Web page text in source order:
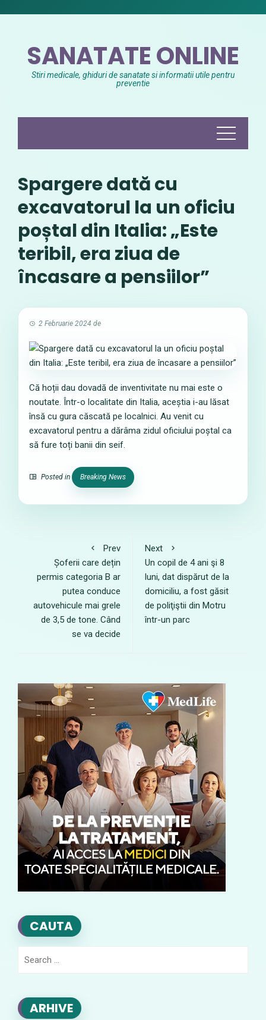
SANATATE ONLINE
Stiri medicale, ghiduri de sanatate si informatii utile pentru
preventie
Spargere dată cu
excavatorul la un oficiu
poștal din Italia: „Este
teribil, era ziua de
încasare a pensiilor”
2 Februarie 2024 de
Că hoții dau dovadă de inventivitate nu mai este o
noutate. Într-o localitate din Italia, aceștia i-au lăsat
însă cu gura căscată pe localnici. Au venit cu
excavatorul pentru a dărâma zidul oficiului poștal ca
să fure toți banii din seif.
Posted in Breaking News
Prev
Șoferii care dețin
permis categoria B ar
putea conduce
autovehicule mai grele
de 3,5 de tone. Când
se va decide
Next
Un copil de 4 ani şi 8
luni, dat dispărut de la
domiciliu, a fost găsit
de poliţiştii din Motru
într-un parc
CAUTA
ARHIVE